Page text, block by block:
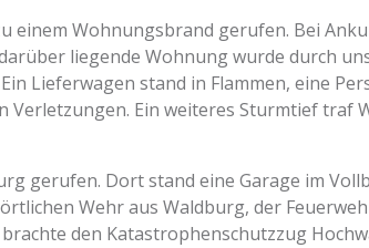
einem Wohnungsbrand gerufen. Bei
liegende Wohnung wurde durch
Lieferwagen stand in Flammen, eine
Ein weiteres Sturmtief traf
gerufen. Dort stand eine Garage im
Wehr aus Waldburg, der
den Katastrophenschutzzug